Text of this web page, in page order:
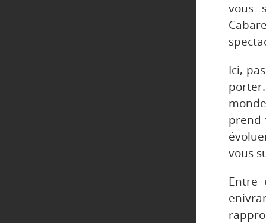
vous
Ici,
prend
vous
Entre